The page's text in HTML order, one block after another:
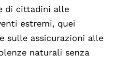
di cittadini alle
estremi, quei
sulle assicurazioni alle
naturali senza